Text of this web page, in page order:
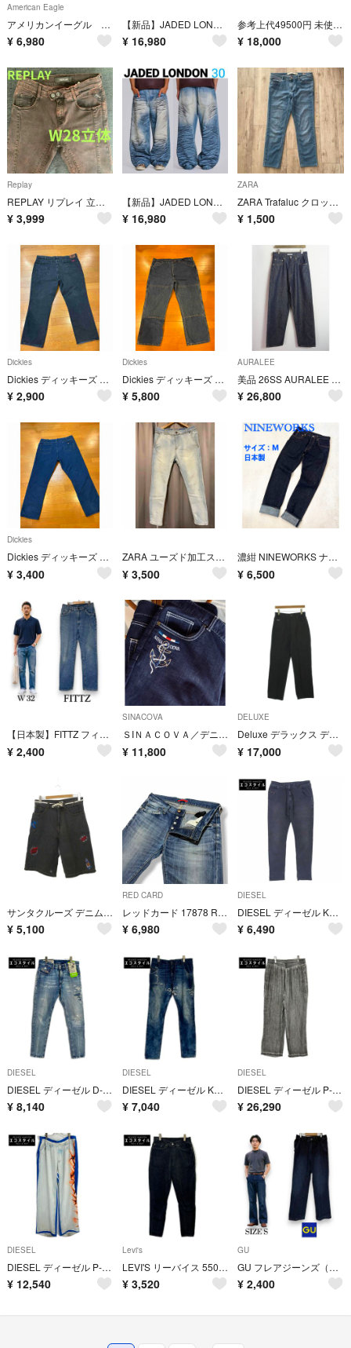
American Eagle
アメリカンイーグル ジェギング デニム ジーンズ スキニー サイズ10
¥ 6,980
【新品】JADED LONDON COLOSSUS JEANS LW 28
¥ 16,980
参考上代49500円 未使用 The DUFFER N NEPHEWS SLPIT DENIM PANTS スプリットデニムパンツ ジーンズ ザダファーアンドネフューズ DNA25P04 ブラック S （19199M）
¥ 18,000
Replay
REPLAY リプレイ 立体裁断 デニムパンツ W28 メンズ 古着美品
¥ 3,999
【新品】JADED LONDON Whisker バギーデニム 30
¥ 16,980
ZARA
ZARA Trafaluc クロップド スキニーデニム 40
¥ 1,500
Dickies
Dickies ディッキーズ ストレートデニム 超大きいsizeW44used
¥ 2,900
Dickies
Dickies ディッキーズ ダブルニーデニム超大きいsizeW44used厚手
¥ 5,800
AURALEE
美品 26SS AURALEE HARD TWIST DENIM WIDE PANTS ワイド デニム パンツ 5106Q♪
¥ 26,800
Dickies
Dickies ディッキーズ ストレートデニム 超大きいsizeW44used
¥ 3,400
ZARA ユーズド加工ストレッチデニム
¥ 3,500
濃紺 NINEWORKS ナインワークス デニム セルビッチ 日本製 M
¥ 6,500
【日本製】FITTZ フィッツ ストレートジーンズ サイズ32 綿100%
¥ 2,400
SINACOVA
ＳIＮＡＣＯＶＡ／デニムパンツ
¥ 11,800
DELUXE
Deluxe デラックス デニムパンツ M 黒 【古着】【中古】【送料無料】
¥ 17,000
サンタクルーズ デニムショートパンツ L ショーツ ハーフパンツ グレー
¥ 5,100
RED CARD
レッドカード 17878 RHYTHM スリムテーパード サイズ32
¥ 6,980
DIESEL
DIESEL ディーゼル KROOLEY イージーパンツ ボトムス メンズ 黒 ブラック 32 32
¥ 6,490
DIESEL
DIESEL ディーゼル D-STRUKT インディゴ ジョガークラッシュパンツ 30
¥ 8,140
DIESEL
DIESEL ディーゼル KROOLEY JOG インディゴ ジョガークラッシュパンツ 28
¥ 7,040
DIESEL
DIESEL ディーゼル P-LEON トラックパンツ M アセテートツイル地 ガーメントダイ L
¥ 26,290
DIESEL
DIESEL ディーゼル P-AFTER GRAFFITI トラックパンツ 転写 L
¥ 12,540
Levi's
LEVI'S リーバイス 550 ブラックデニム パンツ W40 L34
¥ 3,520
GU
GU フレアジーンズ（丈長め） 68 BLUE サイズS
¥ 2,400